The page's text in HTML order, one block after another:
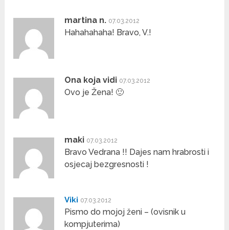
martina n. 07.03.2012
Hahahahaha! Bravo, V.!
Ona koja vidi 07.03.2012
Ovo je Žena! 🙂
maki 07.03.2012
Bravo Vedrana !! Dajes nam hrabrosti i
osjecaj bezgresnosti !
Viki 07.03.2012
Pismo do mojoj ženi – (ovisnik u
kompjuterima)